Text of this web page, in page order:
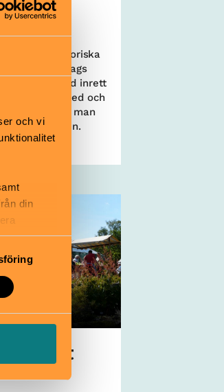
och vi
din
tjänster.
av historiska
en gammaldags
talstorp med inrett
och leka med och
fönstren kan man
inne i husen.